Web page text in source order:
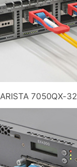
ARISTA 7050QX-32